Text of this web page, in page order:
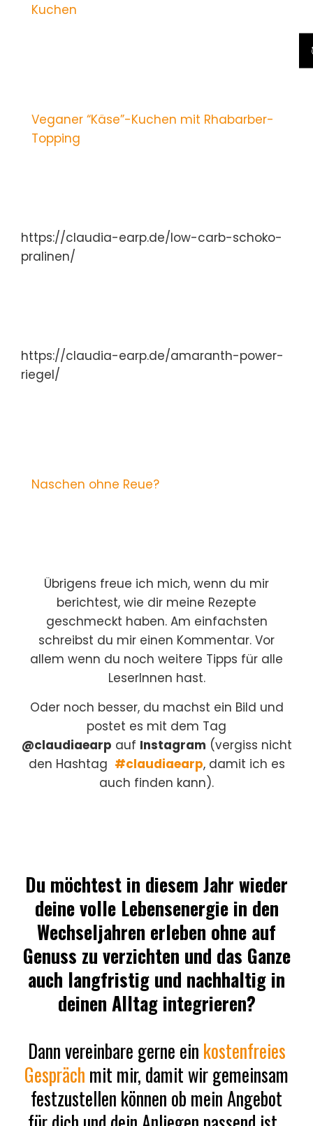
Kuchen
Veganer “Käse”-Kuchen mit Rhabarber-
Topping
https://claudia-earp.de/low-carb-schoko-
pralinen/
https://claudia-earp.de/amaranth-power-
riegel/
Naschen ohne Reue?
Übrigens freue ich mich, wenn du mir
berichtest, wie dir meine Rezepte
geschmeckt haben. Am einfachsten
schreibst du mir einen Kommentar. Vor
allem wenn du noch weitere Tipps für alle
LeserInnen hast.
Oder noch besser, du machst ein Bild und
postet es mit dem Tag
@claudiaearp auf Instagram (vergiss nicht
den Hashtag #claudiaearp, damit ich es
auch finden kann).
Du möchtest in diesem Jahr wieder
deine volle Lebensenergie in den
Wechseljahren erleben ohne auf
Genuss zu verzichten und das Ganze
auch langfristig und nachhaltig in
deinen Alltag integrieren?
Dann vereinbare gerne ein kostenfreies
Gespräch mit mir, damit wir gemeinsam
festzustellen können ob mein Angebot